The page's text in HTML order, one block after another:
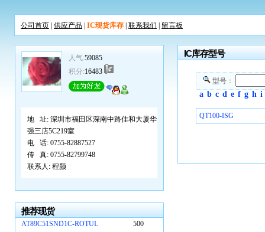
公司首页 供应产品 IC现货库存 联系我们 留言板
人气:59085
积分:16483
地 址: 深圳市福田区深南中路佳和大厦华
强三店5C219室
电 话: 0755-82887527
传 真: 0755-82799748
联系人: 程颜
推荐现货
AT89C51SND1C-ROTUL
500
IC库存型号
型号：
a b c d e f g h i
QT100-ISG